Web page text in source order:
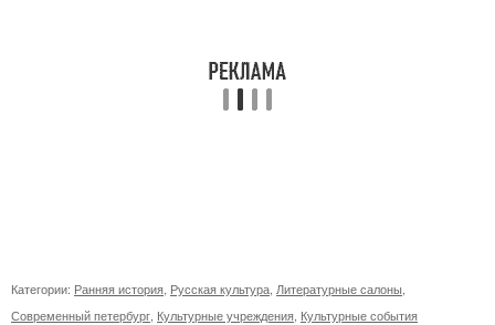
Категории: Ранняя история Русская культура Литературные салоны
Современный петербург Культурные учреждения Культурные события